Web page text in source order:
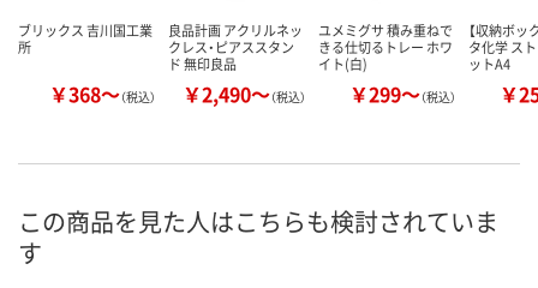
ブリックス 吉川国工業
所
￥368～（税込）
良品計画 アクリルネッ
クレス・ピアススタン
ド 無印良品
￥2,490～（税込）
ユメミグサ 積み重ねで
きる仕切るトレー ホワ
イト(白)
￥299～（税込）
【収納ボッ
タ化学 ス
ットA4
￥
この商品を見た人はこちらも検討されていま
す